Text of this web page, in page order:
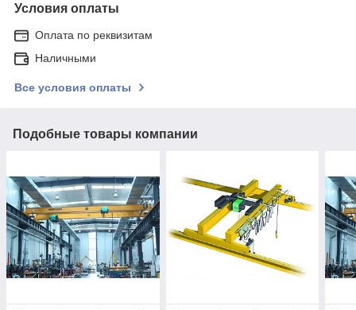
Условия оплаты
Оплата по реквизитам
Наличными
Все условия оплаты
Подобные товары компании